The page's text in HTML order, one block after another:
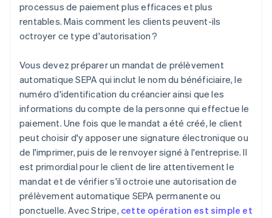
processus de paiement plus efficaces et plus
rentables. Mais comment les clients peuvent-ils
octroyer ce type d'autorisation ?
Vous devez préparer un mandat de prélèvement
automatique SEPA qui inclut le nom du bénéficiaire, le
numéro d'identification du créancier ainsi que les
informations du compte de la personne qui effectue le
paiement. Une fois que le mandat a été créé, le client
peut choisir d'y apposer une signature électronique ou
de l'imprimer, puis de le renvoyer signé à l'entreprise. Il
est primordial pour le client de lire attentivement le
mandat et de vérifier s'il octroie une autorisation de
prélèvement automatique SEPA permanente ou
ponctuelle. Avec Stripe, cette opération est simple et